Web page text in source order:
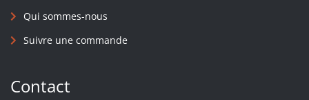
Qui sommes-nous
Suivre une commande
Contact